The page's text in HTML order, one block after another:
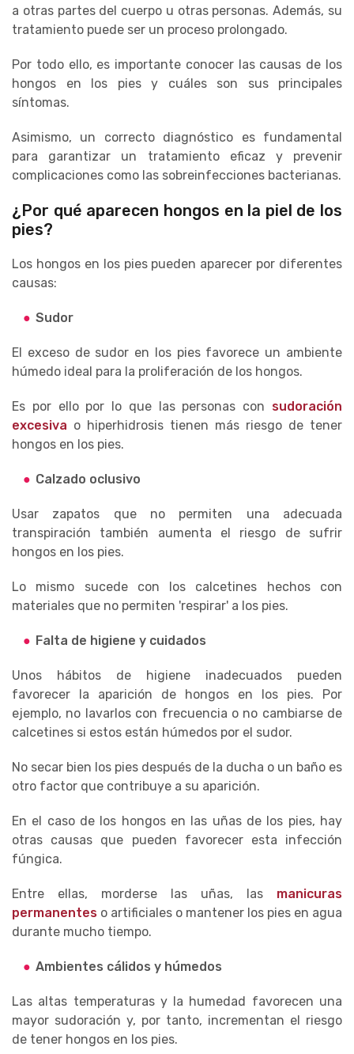
a otras partes del cuerpo u otras personas. Además, su
tratamiento puede ser un proceso prolongado.
Por todo ello, es importante conocer las causas de los
hongos en los pies y cuáles son sus principales
síntomas.
Asimismo, un correcto diagnóstico es fundamental
para garantizar un tratamiento eficaz y prevenir
complicaciones como las sobreinfecciones bacterianas.
¿Por qué aparecen hongos en la piel de los
pies?
Los hongos en los pies pueden aparecer por diferentes
causas:
Sudor
El exceso de sudor en los pies favorece un ambiente
húmedo ideal para la proliferación de los hongos.
Es por ello por lo que las personas con sudoración
excesiva o hiperhidrosis tienen más riesgo de tener
hongos en los pies.
Calzado oclusivo
Usar zapatos que no permiten una adecuada
transpiración también aumenta el riesgo de sufrir
hongos en los pies.
Lo mismo sucede con los calcetines hechos con
materiales que no permiten 'respirar' a los pies.
Falta de higiene y cuidados
Unos hábitos de higiene inadecuados pueden
favorecer la aparición de hongos en los pies. Por
ejemplo, no lavarlos con frecuencia o no cambiarse de
calcetines si estos están húmedos por el sudor.
No secar bien los pies después de la ducha o un baño es
otro factor que contribuye a su aparición.
En el caso de los hongos en las uñas de los pies, hay
otras causas que pueden favorecer esta infección
fúngica.
Entre ellas, morderse las uñas, las manicuras
permanentes o artificiales o mantener los pies en agua
durante mucho tiempo.
Ambientes cálidos y húmedos
Las altas temperaturas y la humedad favorecen una
mayor sudoración y, por tanto, incrementan el riesgo
de tener hongos en los pies.